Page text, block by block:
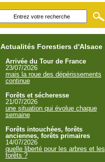
Actualités Forestiers d'Alsace
Arrivée du Tour de France
23/07/2026
mais la roue des dépérissements
continue
Forêts et sécheresse
21/07/2026
une situation qui évolue chaque
semaine
Forêts intouchées, forêts
anciennes, forêts primaires
14/07/2026
quelle liberté pour les arbres et les
forêts ?